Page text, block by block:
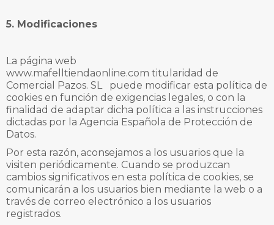
5. Modificaciones
La página web
www.mafelltiendaonline.com titularidad de
Comercial Pazos. SLpuede modificar esta política de
cookies en función de exigencias legales, o con la
finalidad de adaptar dicha política a las instrucciones
dictadas por la Agencia Española de Protección de
Datos.
Por esta razón, aconsejamos a los usuarios que la
visiten periódicamente. Cuando se produzcan
cambios significativos en esta política de cookies, se
comunicarán a los usuarios bien mediante la web o a
través de correo electrónico a los usuarios
registrados.